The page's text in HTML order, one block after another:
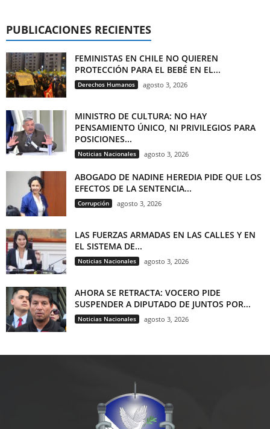
PUBLICACIONES RECIENTES
FEMINISTAS EN CHILE NO QUIEREN
PROTECCIÓN PARA EL BEBÉ EN EL...
Derechos Humanos agosto 3, 2026
MINISTRO DE CULTURA: NO HAY
PENSAMIENTO ÚNICO, NI PRIVILEGIOS PARA
POSICIONES...
Noticias Nacionales agosto 3, 2026
ABOGADO DE NADINE HEREDIA PIDE QUE LOS
EFECTOS DE LA SENTENCIA...
Corrupción agosto 3, 2026
LAS FUERZAS ARMADAS EN LAS CALLES Y EN
EL SISTEMA DE...
Noticias Nacionales agosto 3, 2026
AHORA SE RETRACTA: VOCERO PIDE
SUSPENDER A DIPUTADO DE JUNTOS POR...
Noticias Nacionales agosto 3, 2026